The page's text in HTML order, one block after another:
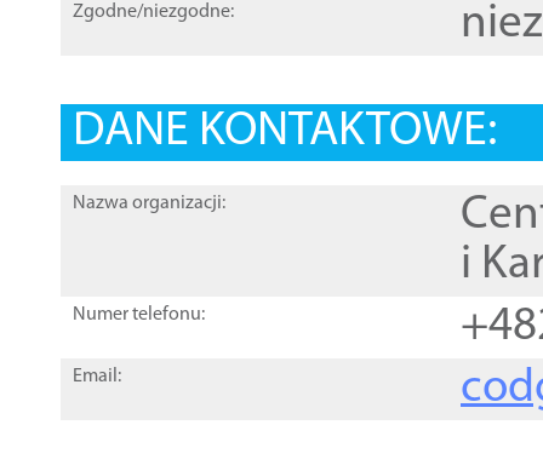
Zgodne/niezgodne:
DANE KONTAKTOWE:
Nazwa organizacji:
i
Numer telefonu:
Email: